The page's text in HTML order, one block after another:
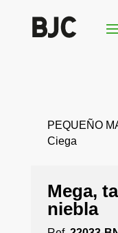
PEQUEÑO
Ciega
Mega,
niebla